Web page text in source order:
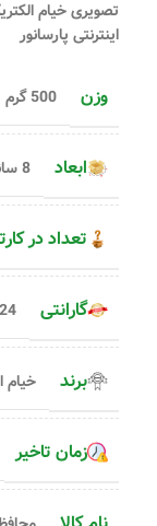
اینترنتی پارسانور
وزن 500 گرم
ابعاد 8 سانتی‌متر × 18 سانتی‌متر × 12 سانتی‌متر
تعداد در
گارانتی 24 ماه
برند خیام
زمان تاخیر